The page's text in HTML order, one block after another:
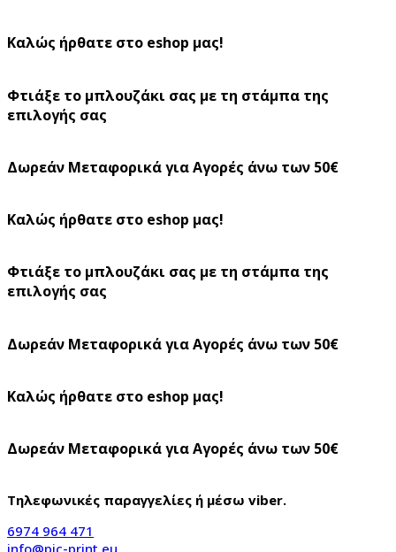
Καλώς ήρθατε στο eshop μας!
Φτιάξε το μπλουζάκι σας με τη στάμπα της
επιλογής σας
Δωρεάν Μεταφορικά για Αγορές άνω των 50€
Καλώς ήρθατε στο eshop μας!
Φτιάξε το μπλουζάκι σας με τη στάμπα της
επιλογής σας
Δωρεάν Μεταφορικά για Αγορές άνω των 50€
Καλώς ήρθατε στο eshop μας!
Δωρεάν Μεταφορικά για Αγορές άνω των 50€
Τηλεφωνικές παραγγελίες ή μέσω viber.
6974 964 471